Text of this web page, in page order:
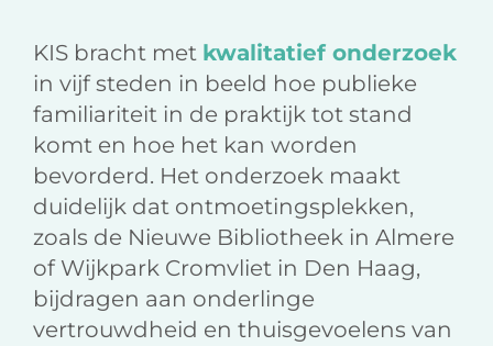
KIS bracht met kwalitatief onderzoek
in vijf steden in beeld hoe publieke
familiariteit in de praktijk tot stand
komt en hoe het kan worden
bevorderd. Het onderzoek maakt
duidelijk dat ontmoetingsplekken,
zoals de Nieuwe Bibliotheek in Almere
of Wijkpark Cromvliet in Den Haag,
bijdragen aan onderlinge
vertrouwdheid en thuisgevoelens van